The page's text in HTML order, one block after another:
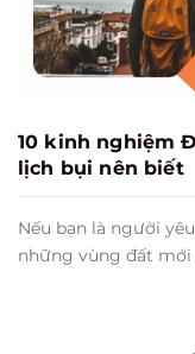
10 kinh nghiệm
lịch bụi nên biết
Nếu bạn là người
những vùng đất mới